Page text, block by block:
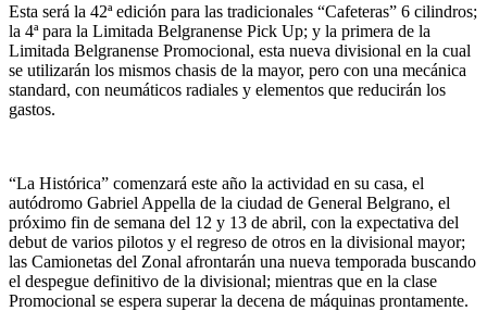
Esta será la 42ª edición para las tradicionales “Cafeteras” 6 cilindros;
la 4ª para la Limitada Belgranense Pick Up; y la primera de la
Limitada Belgranense Promocional, esta nueva divisional en la cual
se utilizarán los mismos chasis de la mayor, pero con una mecánica
standard, con neumáticos radiales y elementos que reducirán los
gastos.
“La Histórica” comenzará este año la actividad en su casa, el
autódromo Gabriel Appella de la ciudad de General Belgrano, el
próximo fin de semana del 12 y 13 de abril, con la expectativa del
debut de varios pilotos y el regreso de otros en la divisional mayor;
las Camionetas del Zonal afrontarán una nueva temporada buscando
el despegue definitivo de la divisional; mientras que en la clase
Promocional se espera superar la decena de máquinas prontamente.